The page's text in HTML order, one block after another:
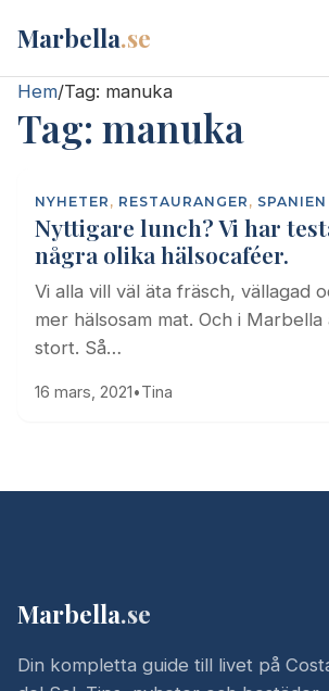
Marbella.se
Hem/Tag: manuka
Tag: manuka
NYHETER , RESTAURANGER , SPANIEN
Nyttigare lunch? Vi har
några olika hälsocaféer.
Vi alla vill väl äta fräsch, vällagad
mer hälsosam mat. Och i
stort. Så…
16 mars, 2021•Tina
Marbella.se
Din kompletta guide till livet på